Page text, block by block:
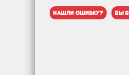
нашли ошибку? вы